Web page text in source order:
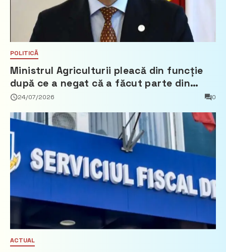
POLITICĂ
Ministrul Agriculturii pleacă din funcție
după ce a negat că a făcut parte din
Partidul Democrat
24/07/2026 0
ACTUAL